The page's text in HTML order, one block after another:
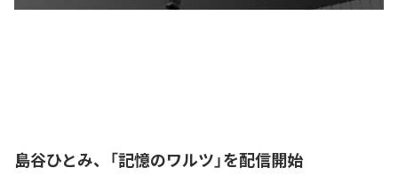
島谷ひとみ、「記憶のワルツ」を配信開始